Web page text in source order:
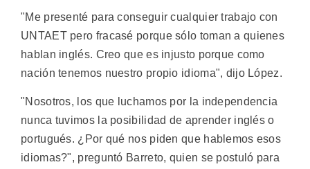
"Me presenté para conseguir cualquier trabajo con
UNTAET pero fracasé porque sólo toman a quienes
hablan inglés. Creo que es injusto porque como
nación tenemos nuestro propio idioma", dijo López.
"Nosotros, los que luchamos por la independencia
nunca tuvimos la posibilidad de aprender inglés o
portugués. ¿Por qué nos piden que hablemos esos
idiomas?", preguntó Barreto, quien se postuló para